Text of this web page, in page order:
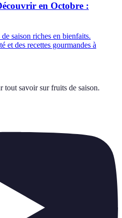
en Octobre :
saison riches en bienfaits.
et des recettes gourmandes à
tout savoir sur fruits de saison.